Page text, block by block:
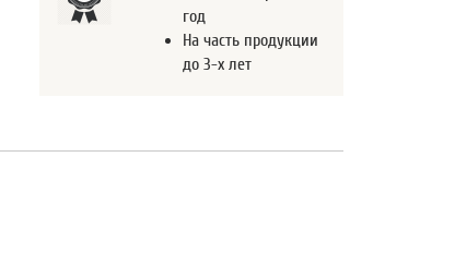
год
На часть продукции
до 3-х лет